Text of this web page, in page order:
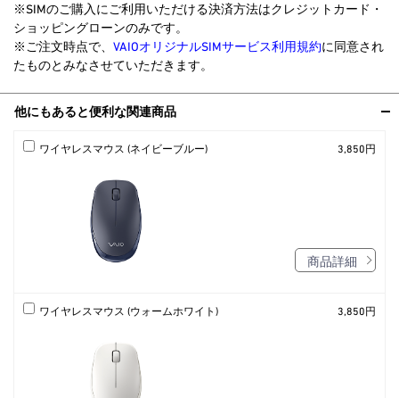
※SIMのご購入にご利用いただける決済方法はクレジットカード・
ショッピングローンのみです。
※ご注文時点で、 VAIOオリジナルSIMサービス利用規約に同意され
たものとみなさせていただきます。
他にもあると便利な関連商品
ワイヤレスマウス (ネイビーブルー) 3,850円
商品詳細
ワイヤレスマウス (ウォームホワイト) 3,850円